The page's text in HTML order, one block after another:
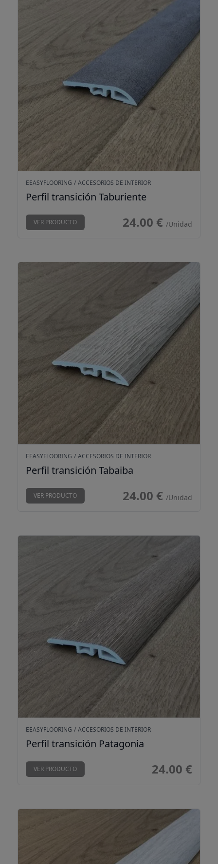
EEASYFLOORING / ACCESORIOS DE INTERIOR
Perfil transición Taburiente
VER PRODUCTO 24.00 € /Unidad
EEASYFLOORING / ACCESORIOS DE INTERIOR
Perfil transición Tabaiba
VER PRODUCTO 24.00 € /Unidad
EEASYFLOORING / ACCESORIOS DE INTERIOR
Perfil transición Patagonia
VER PRODUCTO 24.00 €